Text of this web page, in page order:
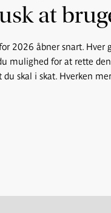
at
2026 åbner snart.
mulighed for at rette
skal i skat. Hverken